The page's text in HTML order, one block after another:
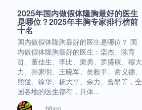
2025年国内做假体隆胸最好的医生
是哪位？2025年丰胸专家排行榜前
十名
国内做假体隆胸最好的医生是哪位？ 国
内做假体隆胸最好的医生：栾杰、陈育
哲、董佳生、李比、栗勇、罗盛康、穆大
力、孙家明、王晓军、吴毅平、谢义德、
熊猛、徐华、杨大平、余力、曾昂等，全
国各地的医生都有，具体...